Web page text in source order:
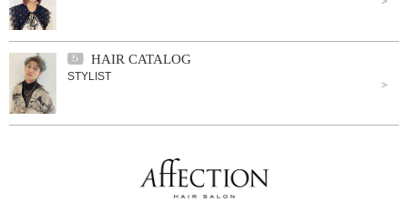
HAIR CATALOG
STYLIST